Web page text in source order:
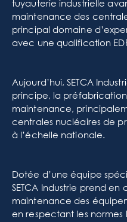
tuyauterie industrielle
maintenance des
principal domaine
avec une qualification EDF
Aujourd’hui, SETCA
principe, la
maintenance,
centrales nucléaires de
à l’échelle nationale.
Dotée d’une équipe
SETCA Industrie prend
maintenance des
en respectant les normes